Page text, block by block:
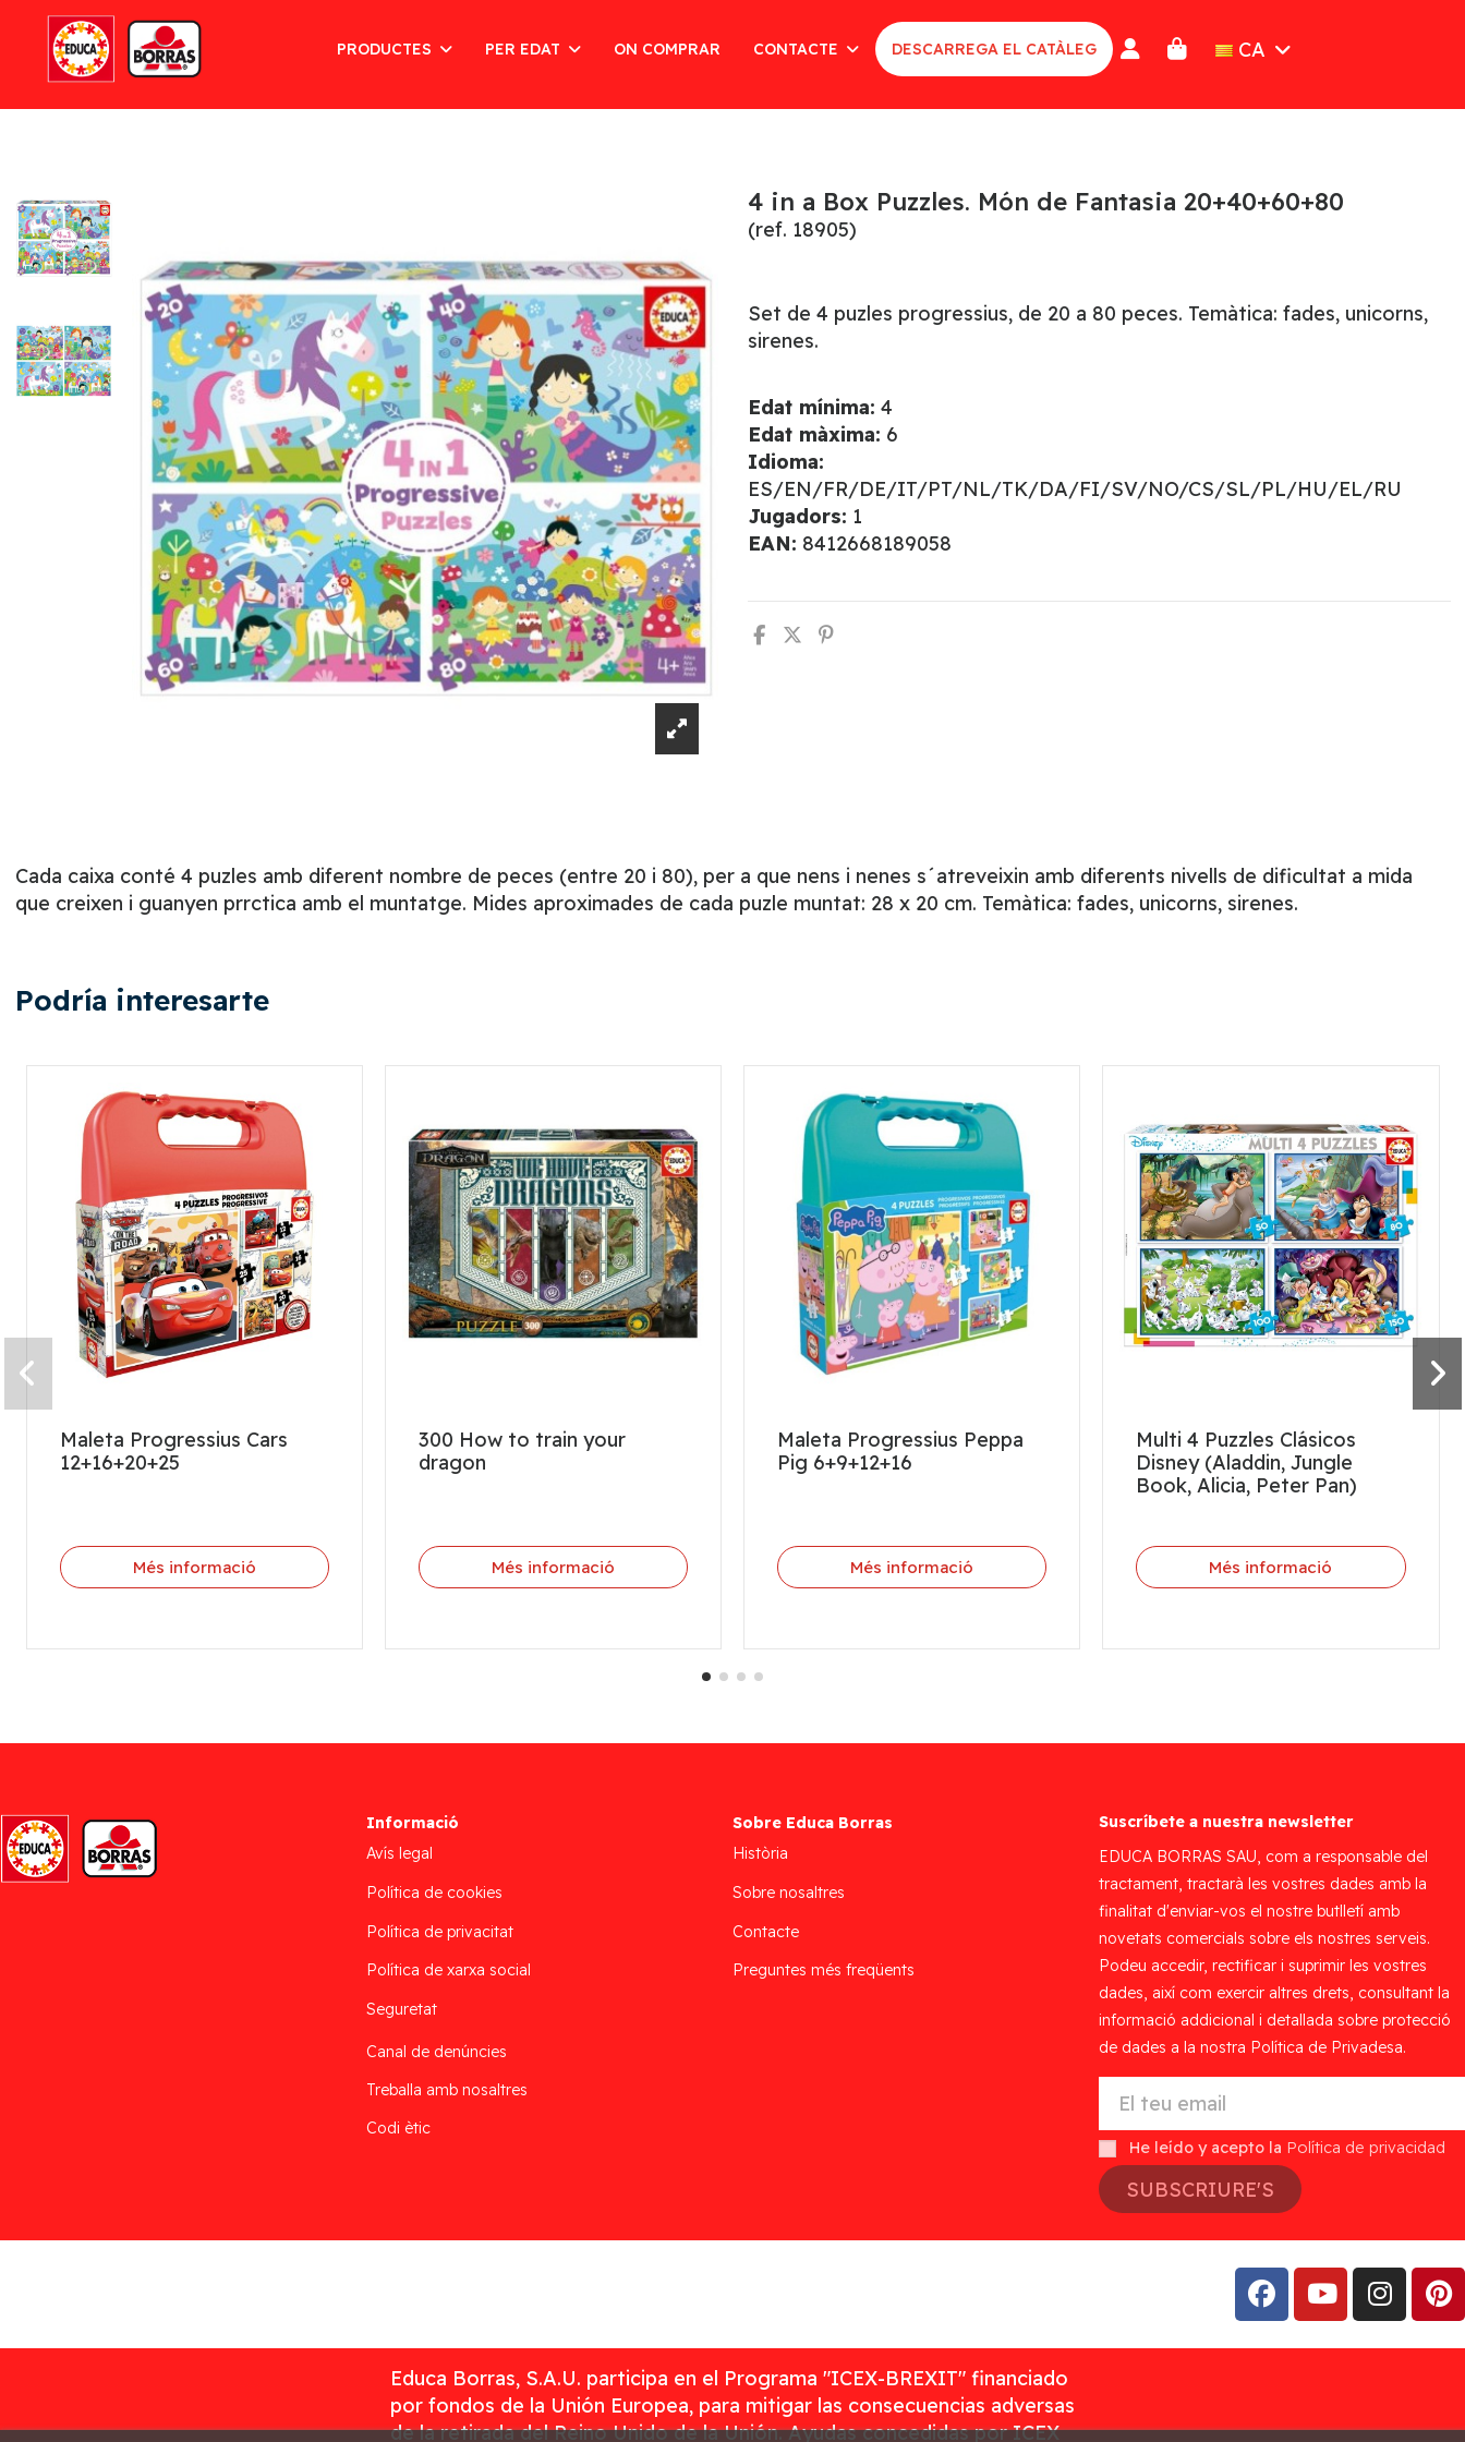
PRODUCTES PER EDAT ON COMPRAR CONTACTE DESCARREGA EL CATÀLEG CA
4 in a Box Puzzles. Món de Fantasia 20+40+60+80
(ref. 18905)
Set de 4 puzles progressius, de 20 a 80 peces. Temàtica: fades, unicorns,
sirenes.
Edat mínima: 4
Edat màxima: 6
Idioma:
ES/EN/FR/DE/IT/PT/NL/TK/DA/FI/SV/NO/CS/SL/PL/HU/EL/RU
Jugadors: 1
EAN: 8412668189058
Cada caixa conté 4 puzles amb diferent nombre de peces (entre 20 i 80), per a que nens i nenes s´atreveixin amb diferents nivells de dificultat a mida
que creixen i guanyen prrctica amb el muntatge. Mides aproximades de cada puzle muntat: 28 x 20 cm. Temàtica: fades, unicorns, sirenes.
Podría interesarte
Maleta Progressius Cars
12+16+20+25
Més informació
300 How to train your
dragon
Més informació
Maleta Progressius Peppa
Pig 6+9+12+16
Més informació
Multi 4 Puzzles Clásicos
Disney (Aladdin, Jungle
Book, Alicia, Peter Pan)
Més informació
Informació
Avís legal
Política de cookies
Política de privacitat
Política de xarxa social
Seguretat
Canal de denúncies
Treballa amb nosaltres
Codi ètic
Sobre Educa Borras
Història
Sobre nosaltres
Contacte
Preguntes més freqüents
Suscríbete a nuestra newsletter
EDUCA BORRAS SAU, com a responsable del
tractament, tractarà les vostres dades amb la
finalitat d'enviar-vos el nostre butlletí amb
novetats comercials sobre els nostres serveis.
Podeu accedir, rectificar i suprimir les vostres
dades, així com exercir altres drets, consultant la
informació addicional i detallada sobre protecció
de dades a la nostra Política de Privadesa.
He leído y acepto la Política de privacidad
SUBSCRIURE'S
Educa Borras, S.A.U. participa en el Programa "ICEX-BREXIT" financiado
por fondos de la Unión Europea, para mitigar las consecuencias adversas
de la retirada del Reino Unido de la Unión. Ayudas concedidas por ICEX